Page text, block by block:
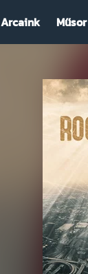
Arcaink Műsor